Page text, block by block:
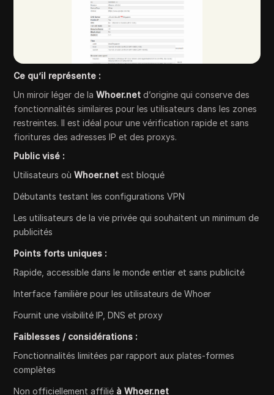
Ce qu’il représente :
Un miroir léger de laWhoer.net d’origine qui conserve des
fonctionnalités similaires pour les utilisateurs dans les zones
restreintes. Il est idéal pour une vérification rapide et sans
fioritures des adresses IP et des proxys.
Public visé :
Utilisateurs oùWhoer.net est bloqué
Débutants testant les configurations VPN
Les utilisateurs de la vie privée qui souhaitent un minimum de
publicités
Points forts uniques :
Rapide, accessible dans le monde entier et sans publicité
Interface familière pour les utilisateurs de Whoer
Fournit une visibilité IP, DNS et proxy
Faiblesses / considérations :
Fonctionnalités limitées par rapport aux plates-formes
complètes
Non officiellement affilié à Whoer.net